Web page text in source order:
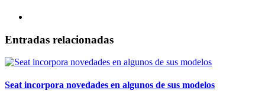
Entradas relacionadas
Seat incorpora novedades en algunos de sus modelos